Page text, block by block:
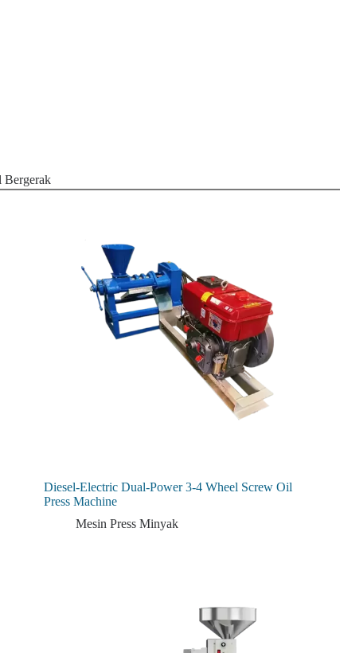
Bergerak
Diesel-Electric Dual-Power 3-4 Wheel Screw Oil
Press Machine
Mesin Press Minyak